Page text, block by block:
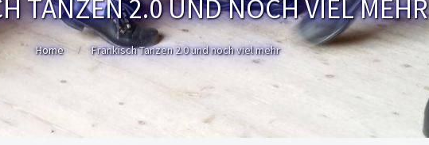
TANZEN 2.0 UND NOCH VIEL MEHR
Home Fränkisch Tanzen 2.0 und noch viel mehr